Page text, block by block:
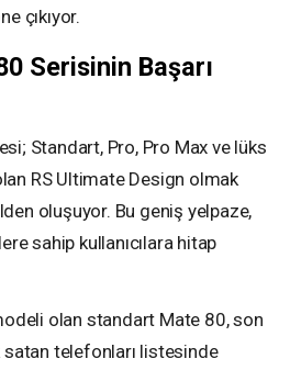
çıkıyor.
Serisinin Başarı
Standart, Pro, Pro Max ve lüks
RS Ultimate Design olmak
oluşuyor. Bu geniş yelpaze,
sahip kullanıcılara hitap
olan standart Mate 80, son
satan telefonları listesinde